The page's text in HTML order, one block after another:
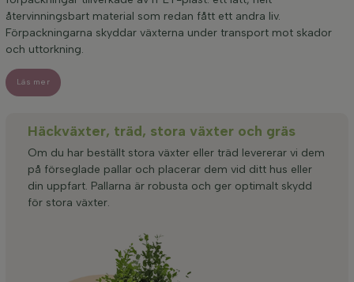
återvinningsbart material som redan fått ett andra liv.
Förpackningarna skyddar växterna under transport mot skador
och uttorkning.
Läs mer
Häckväxter, träd, stora växter och gräs
Om du har beställt stora växter eller träd levererar vi dem
på förseglade pallar och placerar dem vid ditt hus eller
din uppfart. Pallarna är robusta och ger optimalt skydd
för stora växter.